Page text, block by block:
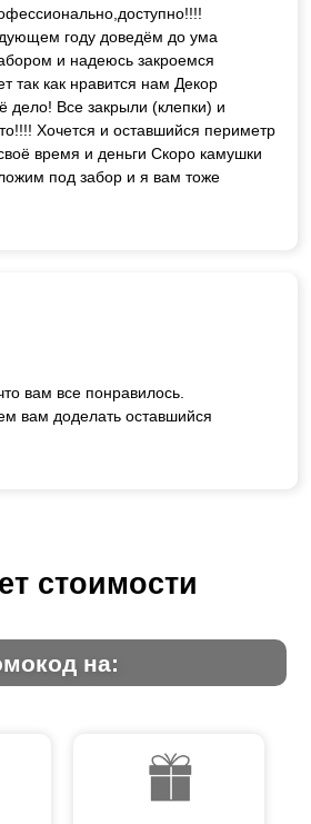
году доведём до ума
и надеюсь закроемся
так как нравится нам Декор
дело! Все закрыли (клепки) и
Хочется и оставшийся периметр
время и деньги Скоро камушки
под забор и я вам тоже
вам все понравилось.
вам доделать оставшийся
стоимости
на: